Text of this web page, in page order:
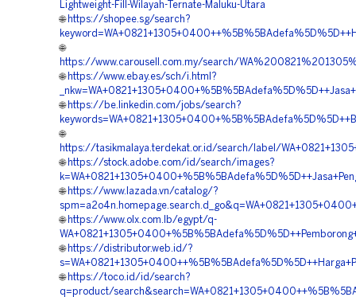
Lightweight-Fill-Wilayah-Ternate-Maluku-Utara
🌐 https://shopee.sg/search?
🌐
https://www.carousell.com.my/search/
🌐 https://www.ebay.es/sch/i.html?
🌐 https://be.linkedin.com/jobs/search?
🌐
https://tasikmalaya.terdekat.or.id/search/label/
🌐 https://stock.adobe.com/id/search/images?
🌐 https://www.lazada.vn/catalog/?
🌐 https://www.olx.com.lb/egypt/q-
🌐 https://distributor.web.id/?
🌐 https://toco.id/id/search?
q=product/